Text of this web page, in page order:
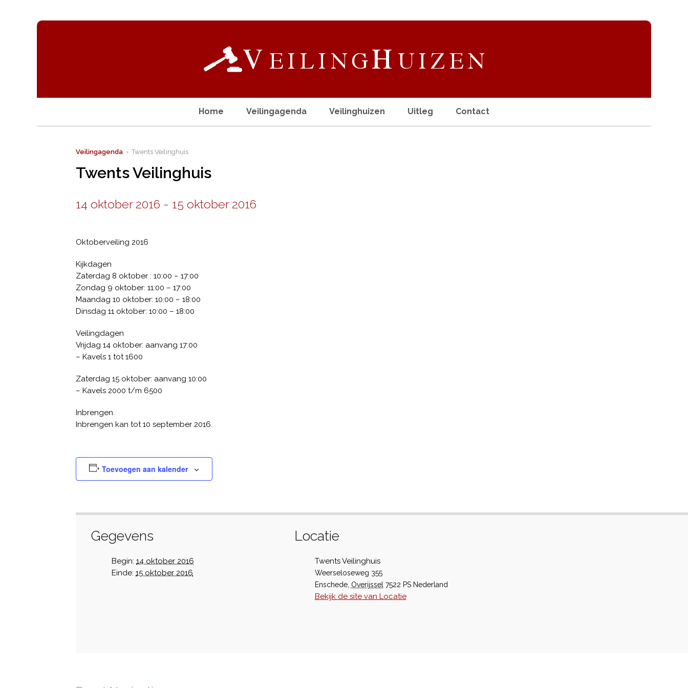
Home Veilingagenda Veilinghuizen Uitleg Contact
Veilingagenda › Twents Veilinghuis
Twents Veilinghuis
14 oktober 2016 - 15 oktober 2016
Oktoberveiling 2016
Kijkdagen
Zaterdag 8 oktober : 10:00 – 17:00
Zondag 9 oktober: 11:00 – 17:00
Maandag 10 oktober: 10:00 – 18:00
Dinsdag 11 oktober: 10:00 – 18:00
Veilingdagen
Vrijdag 14 oktober: aanvang 17:00
– Kavels 1 tot 1600
Zaterdag 15 oktober: aanvang 10:00
– Kavels 2000 t/m 6500
Inbrengen
Inbrengen kan tot 10 september 2016.
Toevoegen aan kalender
Gegevens
Begin: 14 oktober 2016
Einde: 15 oktober 2016
Locatie
Twents Veilinghuis
Weerseloseweg 355
Enschede, Overijssel 7522 PS Nederland
Bekijk de site van Locatie